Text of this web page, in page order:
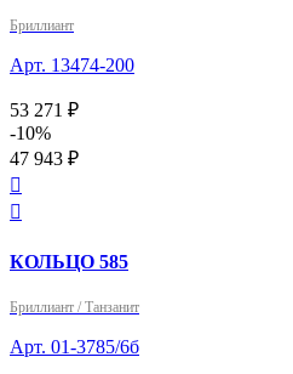
Бриллиант
Арт. 13474-200
53 271 ₽
-10%
47 943 ₽


КОЛЬЦО 585
Бриллиант / Танзанит
Арт. 01-3785/6б